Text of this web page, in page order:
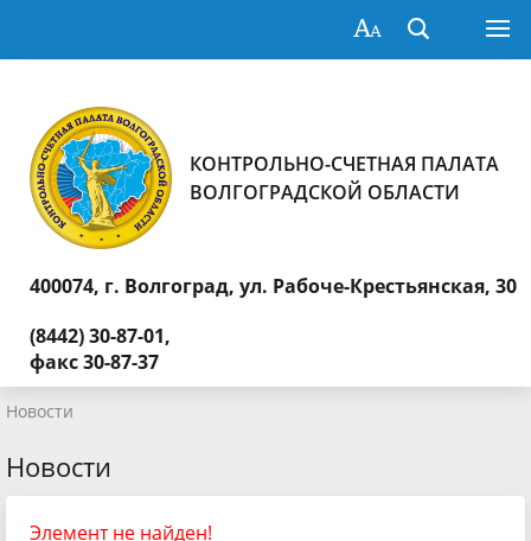
КОНТРОЛЬНО-СЧЕТНАЯ ПАЛАТА
ВОЛГОГРАДСКОЙ ОБЛАСТИ
400074, г. Волгоград, ул. Рабоче-Крестьянская, 30
(8442) 30-87-01,
факс 30-87-37
Новости
Новости
Элемент не найден!